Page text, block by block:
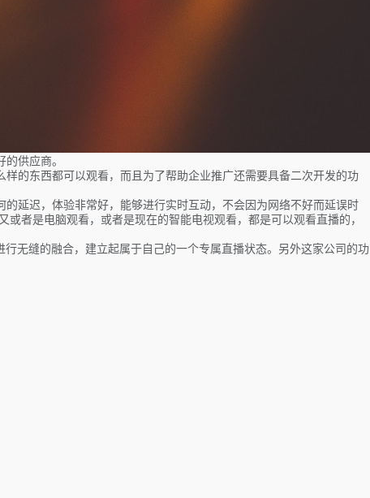
供应商。
的东西都可以观看，而且为了帮助企业推广还需要具备二次开发的功
延迟，体验非常好，能够进行实时互动，不会因为网络不好而延误时
者是电脑观看，或者是现在的智能电视观看，都是可以观看直播的，
无缝的融合，建立起属于自己的一个专属直播状态。另外这家公司的功